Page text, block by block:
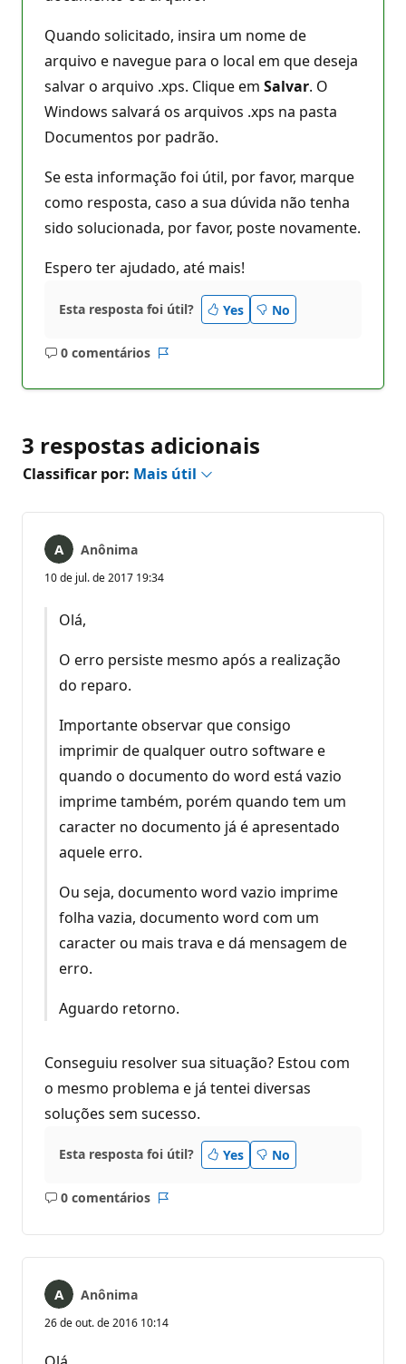
Quando solicitado, insira um nome de
arquivo e navegue para o local em que deseja
salvar o arquivo .xps. Clique em Salvar. O
Windows salvará os arquivos .xps na pasta
Documentos por padrão.
Se esta informação foi útil, por favor, marque
como resposta, caso a sua dúvida não tenha
sido solucionada, por favor, poste novamente.
Espero ter ajudado, até mais!
Esta resposta foi útil? Yes No
0 comentários
Sem
Relatório
3 respostas adicionais
Classificar por: Mais útil
Anônima
10 de jul. de 2017 19:34
Olá,
O erro persiste mesmo após a realização
do reparo.
Importante observar que consigo
imprimir de qualquer outro software e
quando o documento do word está vazio
imprime também, porém quando tem um
caracter no documento já é apresentado
aquele erro.
Ou seja, documento word vazio imprime
folha vazia, documento word com um
caracter ou mais trava e dá mensagem de
erro.
Aguardo retorno.
Conseguiu resolver sua situação? Estou com
o mesmo problema e já tentei diversas
soluções sem sucesso.
Esta resposta foi útil? Yes No
0 comentários
Sem
Anônima
26 de out. de 2016 10:14